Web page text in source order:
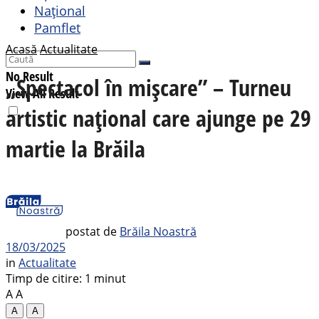
Național
Pamflet
No Result
View All Result
AcasăActualitate
„Spectacol în mișcare” – Turneu
artistic național care ajunge pe 29
martie la Brăila
postat de Brăila Noastră
18/03/2025
in Actualitate
Timp de citire: 1 minut
AA
A
A